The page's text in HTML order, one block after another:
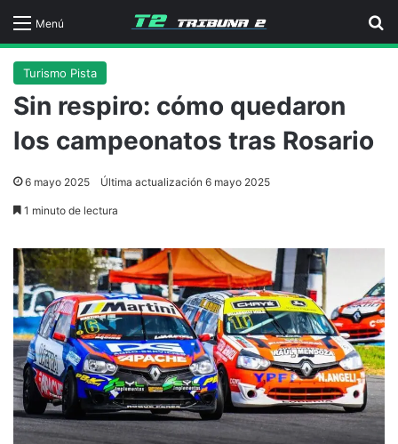
Menú
Turismo Pista
Sin respiro: cómo quedaron
los campeonatos tras Rosario
6 mayo 2025 Última actualización 6 mayo 2025
1 minuto de lectura